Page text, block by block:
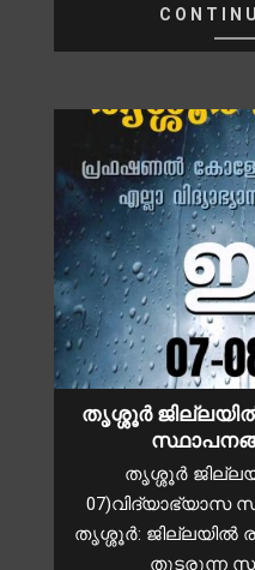
തൃശ്ശൂർ
തൃശ്ശൂർ
07)വിദ്യാഭ്യാസ
തൃശ്ശൂർ: ജില്ലയിൽ
തുടരുന്ന